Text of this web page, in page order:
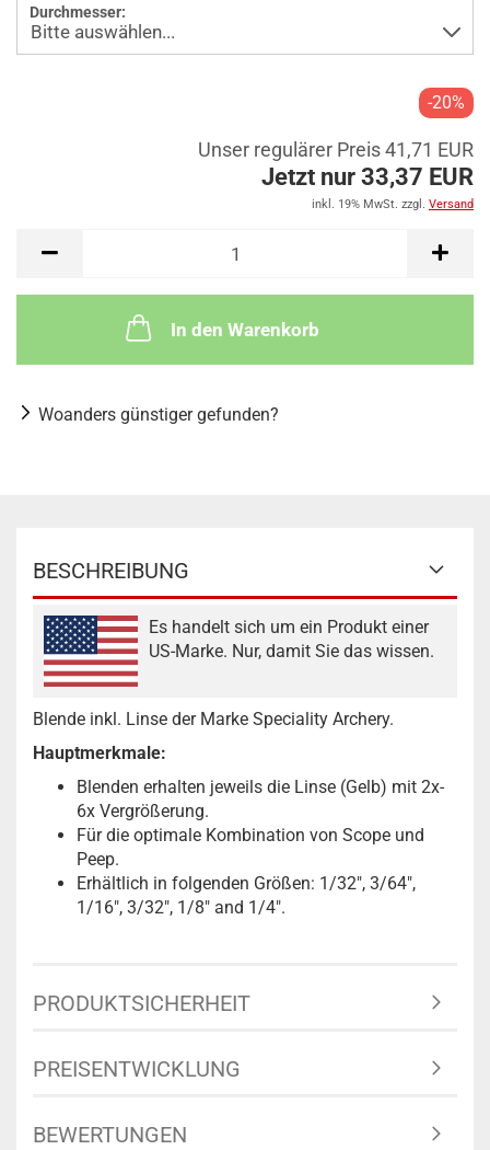
Durchmesser:
-20%
Unser regulärer Preis 41,71 EUR
Jetzt nur 33,37 EUR
inkl. 19% MwSt. zzgl. Versand
In den Warenkorb
Woanders günstiger gefunden?
BESCHREIBUNG
Es handelt sich um ein Produkt einer
US-Marke. Nur, damit Sie das wissen.
Blende inkl. Linse der Marke Speciality Archery.
Hauptmerkmale:
Blenden erhalten jeweils die Linse (Gelb) mit 2x-
6x Vergrößerung.
Für die optimale Kombination von Scope und
Peep.
Erhältlich in folgenden Größen: 1/32″, 3/64″,
1/16″, 3/32″, 1/8″ and 1/4".
PRODUKTSICHERHEIT
PREISENTWICKLUNG
BEWERTUNGEN